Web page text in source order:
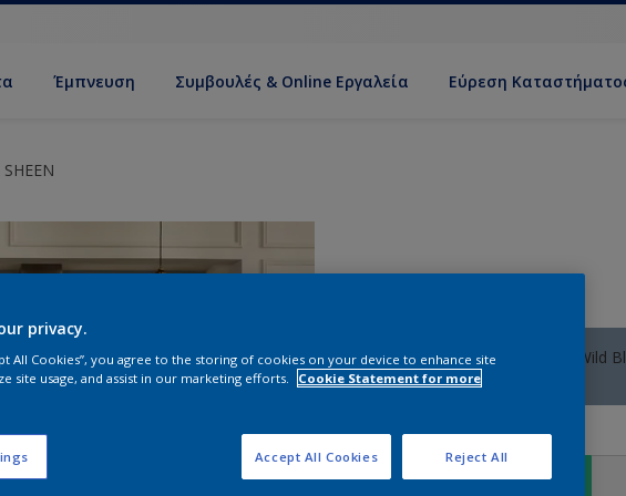
Έμπνευση Συμβουλές & Online Εργαλεία Εύρεση
32BB 33/133 Wild
Συσκευασία
1L
privacy.
All Cookies”, you agree to the storing of cookies on your device to enhance site
site usage, and assist in our marketing efforts.
Cookie Statement for more
Reject All
Accept All Cookies